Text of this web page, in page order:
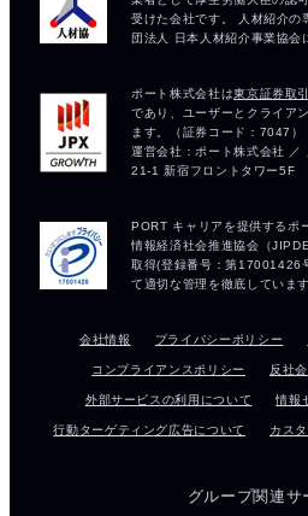
会社情報 プライバシーポリシー
コンプライアンスポリシー 反社
外部サービスの利用について 情報
行動ターゲティング広告について カス